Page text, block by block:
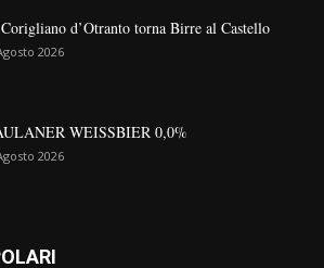
d’Otranto torna Birre al Castello
2026
WEISSBIER 0,0%
2026